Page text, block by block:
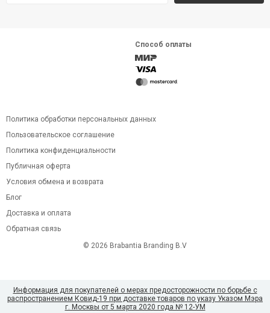
Способ оплаты
Политика обработки персональных данных
Пользовательское соглашение
Политика конфиденциальности
Публичная оферта
Условия обмена и возврата
Блог
Доставка и оплата
Обратная связь
© 2026 Brabantia Branding B.V
Информация для покупателей о мерах предосторожности по борьбе с
распространением Ковид-19 при доставке товаров по указу Указом Мэра
г. Москвы от 5 марта 2020 года № 12-УМ